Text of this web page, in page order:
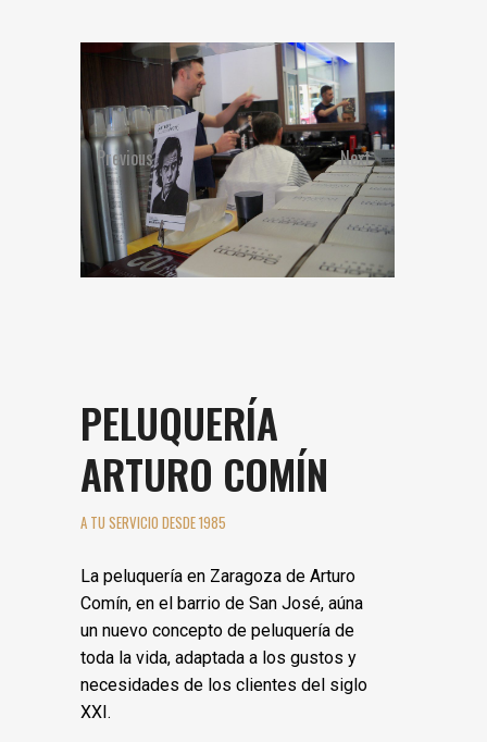
Previous Next
PELUQUERÍA
ARTURO COMÍN
A TU SERVICIO DESDE 1985
La peluquería en Zaragoza de Arturo
Comín, en el barrio de San José, aúna
un nuevo concepto de peluquería de
toda la vida, adaptada a los gustos y
necesidades de los clientes del siglo
XXI.